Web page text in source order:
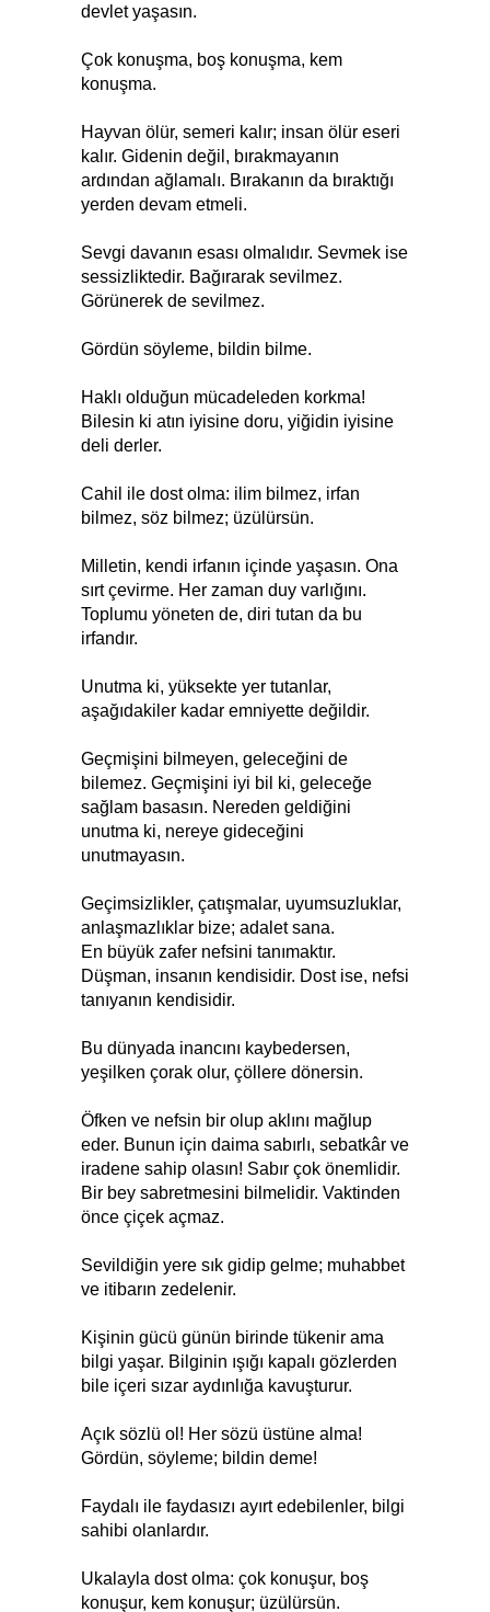
devlet yaşasın.
Çok konuşma, boş konuşma, kem
konuşma.
Hayvan ölür, semeri kalır; insan ölür eseri
kalır. Gidenin değil, bırakmayanın
ardından ağlamalı. Bırakanın da bıraktığı
yerden devam etmeli.
Sevgi davanın esası olmalıdır. Sevmek ise
sessizliktedir. Bağırarak sevilmez.
Görünerek de sevilmez.
Gördün söyleme, bildin bilme.
Haklı olduğun mücadeleden korkma!
Bilesin ki atın iyisine doru, yiğidin iyisine
deli derler.
Cahil ile dost olma: ilim bilmez, irfan
bilmez, söz bilmez; üzülürsün.
Milletin, kendi irfanın içinde yaşasın. Ona
sırt çevirme. Her zaman duy varlığını.
Toplumu yöneten de, diri tutan da bu
irfandır.
Unutma ki, yüksekte yer tutanlar,
aşağıdakiler kadar emniyette değildir.
Geçmişini bilmeyen, geleceğini de
bilemez. Geçmişini iyi bil ki, geleceğe
sağlam basasın. Nereden geldiğini
unutma ki, nereye gideceğini
unutmayasın.
Geçimsizlikler, çatışmalar, uyumsuzluklar,
anlaşmazlıklar bize; adalet sana.
En büyük zafer nefsini tanımaktır.
Düşman, insanın kendisidir. Dost ise, nefsi
tanıyanın kendisidir.
Bu dünyada inancını kaybedersen,
yeşilken çorak olur, çöllere dönersin.
Öfken ve nefsin bir olup aklını mağlup
eder. Bunun için daima sabırlı, sebatkâr ve
iradene sahip olasın! Sabır çok önemlidir.
Bir bey sabretmesini bilmelidir. Vaktinden
önce çiçek açmaz.
Sevildiğin yere sık gidip gelme; muhabbet
ve itibarın zedelenir.
Kişinin gücü günün birinde tükenir ama
bilgi yaşar. Bilginin ışığı kapalı gözlerden
bile içeri sızar aydınlığa kavuşturur.
Açık sözlü ol! Her sözü üstüne alma!
Gördün, söyleme; bildin deme!
Faydalı ile faydasızı ayırt edebilenler, bilgi
sahibi olanlardır.
Ukalayla dost olma: çok konuşur, boş
konuşur, kem konuşur; üzülürsün.